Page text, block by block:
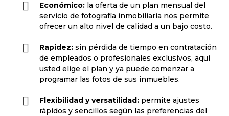
Económico: la oferta de un plan mensual del
servicio de fotografía inmobiliaria nos permite
ofrecer un alto nivel de calidad a un bajo costo.
Rapidez: sin pérdida de tiempo en contratación
de empleados o profesionales exclusivos, aquí
usted elige el plan y ya puede comenzar a
programar las fotos de sus inmuebles.
Flexibilidad y versatilidad: permite ajustes
rápidos y sencillos según las preferencias del